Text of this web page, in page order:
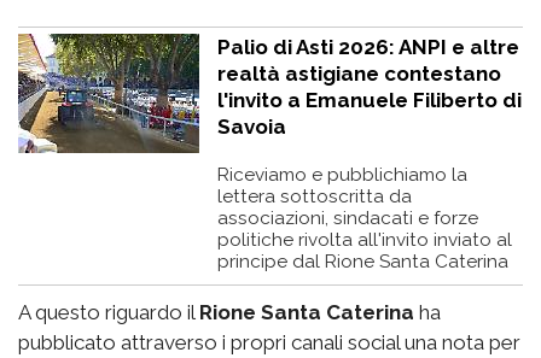
Palio di Asti 2026: ANPI e altre
realtà astigiane contestano
l'invito a Emanuele Filiberto di
Savoia
Riceviamo e pubblichiamo la
lettera sottoscritta da
associazioni, sindacati e forze
politiche rivolta all'invito inviato al
principe dal Rione Santa Caterina
A questo riguardo il Rione Santa Caterina ha
pubblicato attraverso i propri canali social una nota per